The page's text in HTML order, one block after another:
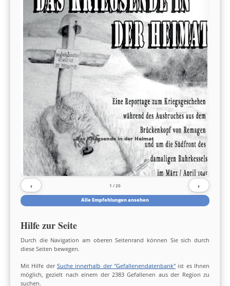
Das Kriegsende in der Heimat
‹ 1 / 20 ›
Alle Empfehlungen ansehen
Hilfe zur Seite
Durch die Navigation am oberen Seitenrand können Sie sich durch
diese Seiten bewegen.
Mit Hilfe der Suche innerhalb der "Gefallenendatenbank" ist es Ihnen
möglich, gezielt nach einem der 2383 Gefallenen aus der Region zu
suchen.